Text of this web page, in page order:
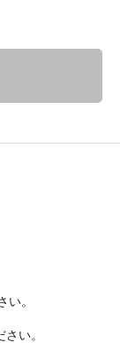
。
い。